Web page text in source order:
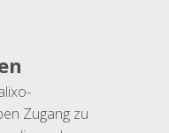
Zugang zu